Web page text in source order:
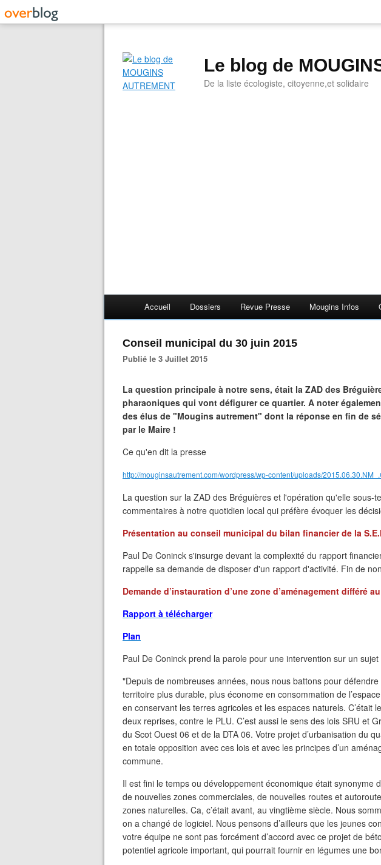
Le blog de
De la liste écologiste, citoyenne,et solidaire
Accueil Dossiers Revue Presse Mougins Infos
Conseil municipal du 30 juin 2015
Publié le 3 Juillet 2015
La question principale à notre sens, était la ZAD des
pharaoniques qui vont défigurer ce quartier. A noter
des élus de "Mougins autrement" dont la réponse en fin de
par le Maire !
Ce qu'en dit la presse
http://mouginsautrement.com/wordpress/wp-content/uploads/
La question sur la ZAD des Bréguières et l'opération qu'elle sous-
commentaires à notre quotidien local qui préfère évoquer les
Présentation au conseil municipal du bilan financier de la
Paul De Coninck s'insurge devant la complexité du rapport
rappelle sa demande de disposer d'un rapport d'activité. Fin de
Demande d’instauration d’une zone d’aménagement différé
Rapport à télécharger
Plan
Paul De Coninck prend la parole pour une intervention sur un
"Depuis de nombreuses années, nous nous battons pour
territoire plus durable, plus économe en consommation de
en conservant les terres agricoles et les espaces naturels. C’était
deux reprises, contre le PLU. C’est aussi le sens des lois SRU et
du Scot Ouest 06 et de la DTA 06. Votre projet d’urbanisation du
en totale opposition avec ces lois et avec les principes d’un
commune.
Il est fini le temps ou développement économique était synonyme
de nouvelles zones commerciales, de nouvelles routes et
zones naturelles. Ca, c’était avant, au vingtième siècle. Nous
on a changé de logiciel. Nous pensons d’ailleurs que les jeunes
votre équipe ne sont pas forcément d’accord avec ce projet de
potentiel agricole important, qui pourrait fournir en légumes une